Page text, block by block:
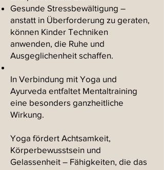
Gesunde Stressbewältigung –
anstatt in Überforderung zu geraten,
können Kinder Techniken
anwenden, die Ruhe und
Ausgeglichenheit schaffen.
In Verbindung mit Yoga und
Ayurveda entfaltet Mentaltraining
eine besonders ganzheitliche
Wirkung.
Yoga fördert Achtsamkeit,
Körperbewusstsein und
Gelassenheit – Fähigkeiten, die das